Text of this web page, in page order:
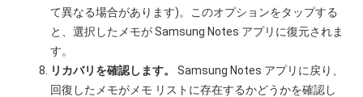
て異なる場合があります)。このオプションをタップする
と、選択したメモが Samsung Notes アプリに復元されま
す。
リカバリを確認します。
Samsung Notes アプリに戻り、
回復したメモがメモ リストに存在するかどうかを確認し